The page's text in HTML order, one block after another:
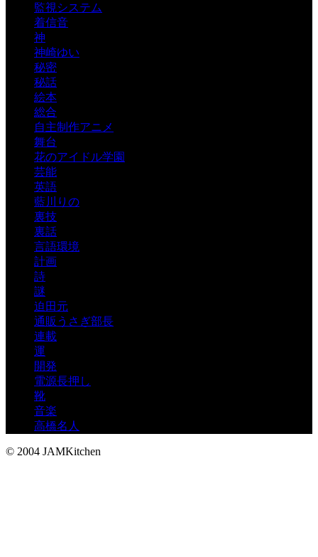
監視システム
着信音
神
神崎ゆい
秘密
秘話
絵本
総合
自主制作アニメ
舞台
花のアイドル学園
芸能
英語
藍川りの
裏技
裏話
言語環境
計画
詩
謎
迫田元
通販うさぎ部長
連載
運
開発
電源長押し
靴
音楽
高橋名人
© 2004 JAMKitchen